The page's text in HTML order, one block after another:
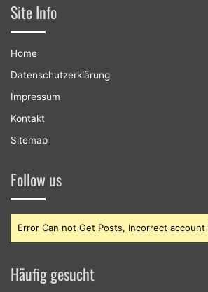
Site Info
Home
Datenschutzerklärung
Impressum
Kontakt
Sitemap
Follow us
Error Can not Get Posts, Incorrect account
Häufig gesucht